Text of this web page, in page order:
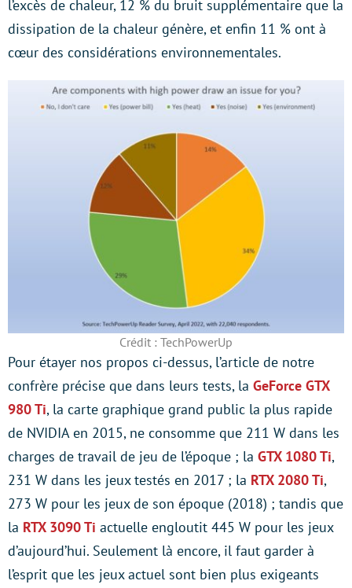
l’excès de chaleur, 12 % du bruit supplémentaire que la
dissipation de la chaleur génère, et enfin 11 % ont à
cœur des considérations environnementales.
Crédit : TechPowerUp
Pour étayer nos propos ci-dessus, l’article de notre
confrère précise que dans leurs tests, la GeForce GTX
980 Ti, la carte graphique grand public la plus rapide
de NVIDIA en 2015, ne consomme que 211 W dans les
charges de travail de jeu de l’époque ; la GTX 1080 Ti,
231 W dans les jeux testés en 2017 ; la RTX 2080 Ti,
273 W pour les jeux de son époque (2018) ; tandis que
la RTX 3090 Ti actuelle engloutit 445 W pour les jeux
d’aujourd’hui. Seulement là encore, il faut garder à
l’esprit que les jeux actuel sont bien plus exigeants